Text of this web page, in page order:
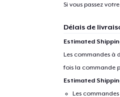
Si vous passez
Délais de
Estimated
Les commandes à
fois la commande
Estimated
Les